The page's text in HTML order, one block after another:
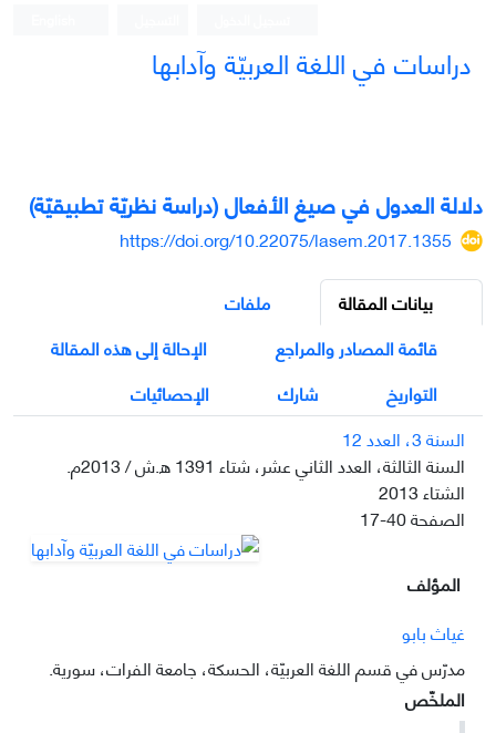
دراسات في اللغة العربيّة وآدابها
دلالة العدول في صيغ الأفعال (دراسة نظريّة تطبيقيّة)
https://doi.org/10.22075/lasem.2017.1355
بيانات المقالة
ملفات
قائمة المصادر والمراجع
الإحالة إلى هذه المقالة
التواريخ
شارك
الإحصائيات
السنة 3، العدد 12
السنة الثالثة، العدد الثاني عشر، شتاء 1391 ه.ش / 2013م.
الشتاء 2013
الصفحة17-40
المؤلف
غياث بابو
مدرّس في قسم اللغة العربيّة، الحسكة، جامعة الفرات، سورية.
الملخّص